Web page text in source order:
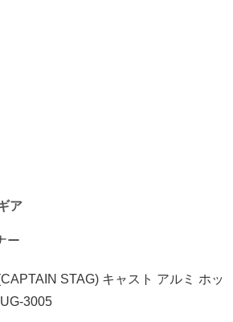
ア
ー
STAG) キャスト アルミ ホッ
3005